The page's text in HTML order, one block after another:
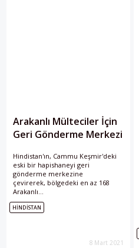
Arakanlı Mülteciler İçin
Geri Gönderme Merkezi
Hindistan'ın, Cammu Keşmir'deki
eski bir hapishaneyi geri
gönderme merkezine
çevirerek, bölgedeki en az 168
Arakanlı
Müslüman (Rohingya) mülteciyi
buraya gönderdiği bildirildi.
HINDISTAN
8 Mart 2021